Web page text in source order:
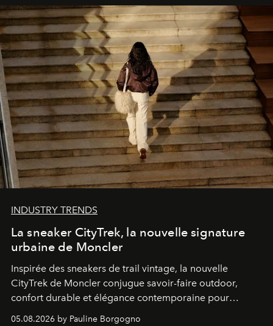
INDUSTRY TRENDS
La sneaker CityTrek, la nouvelle signature
urbaine de Moncler
Inspirée des sneakers de trail vintage, la nouvelle
CityTrek de Moncler conjugue savoir-faire outdoor,
confort durable et élégance contemporaine pour
accompagner les explorations du quotidien.
05.08.2026 by Pauline Borgogno